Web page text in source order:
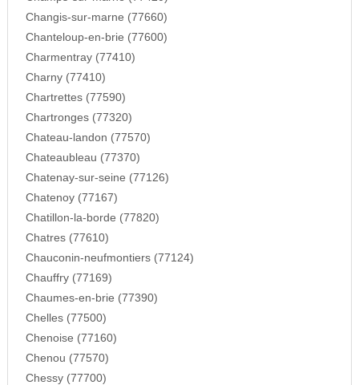
Changis-sur-marne (77660)
Chanteloup-en-brie (77600)
Charmentray (77410)
Charny (77410)
Chartrettes (77590)
Chartronges (77320)
Chateau-landon (77570)
Chateaubleau (77370)
Chatenay-sur-seine (77126)
Chatenoy (77167)
Chatillon-la-borde (77820)
Chatres (77610)
Chauconin-neufmontiers (77124)
Chauffry (77169)
Chaumes-en-brie (77390)
Chelles (77500)
Chenoise (77160)
Chenou (77570)
Chessy (77700)